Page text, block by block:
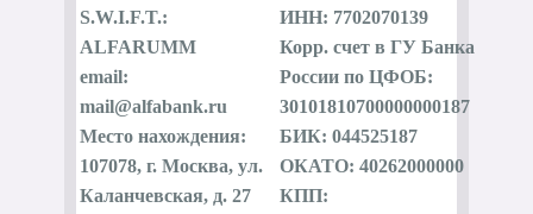
S.W.I.F.T.:
ALFARUMM
email:
mail@alfabank.ru
Место нахождения:
107078, г. Москва, ул.
Каланчевская, д. 27
ИНН: 7702070139
Корр. счет в ГУ Банка
России по ЦФОБ:
30101810700000000187
БИК: 044525187
ОКАТО: 40262000000
КПП: